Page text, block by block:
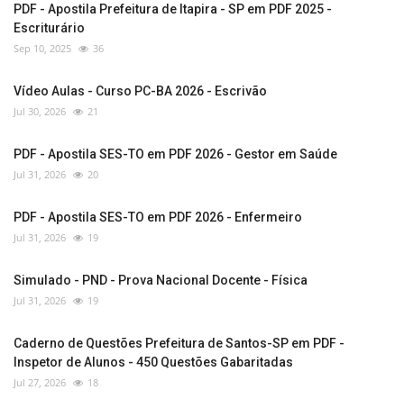
PDF - Apostila Prefeitura de Itapira - SP em PDF 2025 -
Escriturário
Sep 10, 2025 36
Vídeo Aulas - Curso PC-BA 2026 - Escrivão
Jul 30, 2026 21
PDF - Apostila SES-TO em PDF 2026 - Gestor em Saúde
Jul 31, 2026 20
PDF - Apostila SES-TO em PDF 2026 - Enfermeiro
Jul 31, 2026 19
Simulado - PND - Prova Nacional Docente - Física
Jul 31, 2026 19
Caderno de Questões Prefeitura de Santos-SP em PDF -
Inspetor de Alunos - 450 Questões Gabaritadas
Jul 27, 2026 18